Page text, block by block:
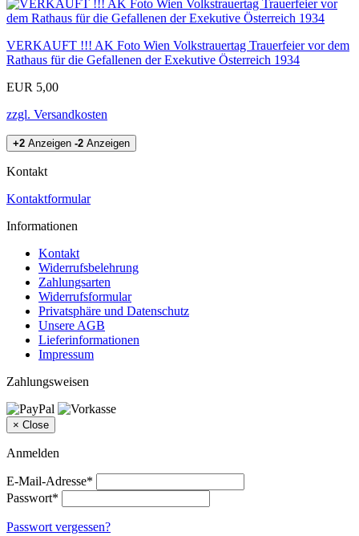
VERKAUFT !!! AK Foto Wien Volkstrauertag Trauerfeier vor dem
Rathaus für die Gefallenen der Exekutive Österreich 1934
EUR 5,00
zzgl. Versandkosten
+2 Anzeigen -2 Anzeigen
Kontakt
Kontaktformular
Informationen
Kontakt
Widerrufsbelehrung
Zahlungsarten
Widerrufsformular
Privatsphäre und Datenschutz
Unsere AGB
Lieferinformationen
Impressum
Zahlungsweisen
× Close
Anmelden
E-Mail-Adresse*
Passwort*
Passwort vergessen?